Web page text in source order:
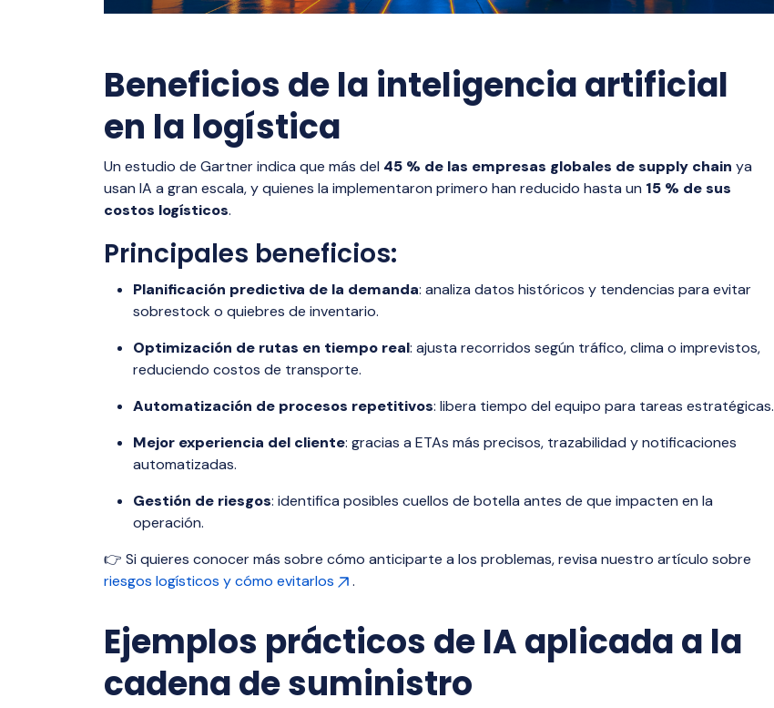
Beneficios de la inteligencia artificial
en la logística
Un estudio de Gartner indica que más del 45 % de las empresas globales de supply chain ya
usan IA a gran escala, y quienes la implementaron primero han reducido hasta un 15 % de sus
costos logísticos.
Principales beneficios:
Planificación predictiva de la demanda: analiza datos históricos y tendencias para evitar
sobrestock o quiebres de inventario.
Optimización de rutas en tiempo real: ajusta recorridos según tráfico, clima o imprevistos,
reduciendo costos de transporte.
Automatización de procesos repetitivos: libera tiempo del equipo para tareas estratégicas.
Mejor experiencia del cliente: gracias a ETAs más precisos, trazabilidad y notificaciones
automatizadas.
Gestión de riesgos: identifica posibles cuellos de botella antes de que impacten en la
operación.
👉 Si quieres conocer más sobre cómo anticiparte a los problemas, revisa nuestro artículo sobre
riesgos logísticos y cómo evitarlos
.
Ejemplos prácticos de IA aplicada a la
cadena de suministro